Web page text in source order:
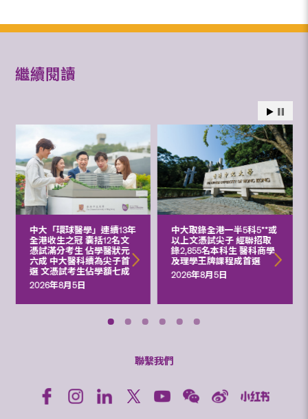
繼續閱讀
中大「環球醫學」連續13年
全港收生之冠 囊括12名文
憑試滿分考生 佔學醫狀元
六成 中大醫科續為尖子首
選 文憑試考生佔學額七成
2026年8月5日
中大取錄全港一半5科5**或
以上文憑試尖子 經聯招取
錄2,855名本科生 醫科商學
及理學王牌課程成首選
2026年8月5日
聯繫我們